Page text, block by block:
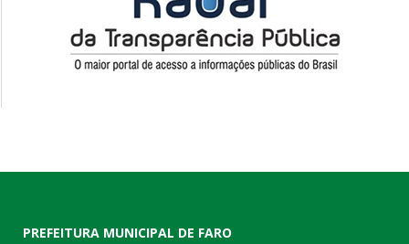
PREFEITURA MUNICIPAL DE FARO